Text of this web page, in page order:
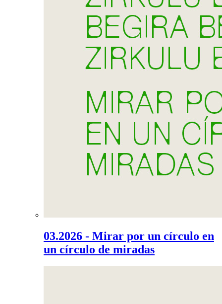
03.2026 - Mirar por un círculo en
un círculo de miradas